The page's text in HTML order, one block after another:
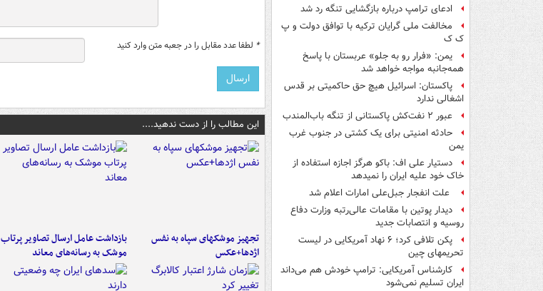
ادعای ترامپ درباره بازگشایی تنگه رد شد
مخالفت ملی گرایان ترکیه با توافق دولت و پ
ک ک
یمن: «فرار رو به جلو» عربستان با پاسخ
همه‌جانبه‌ مواجه خواهد شد
پاکستان: اسرائیل هیچ حق حاکمیتی بر قدس
اشغالی ندارد
عبور ۲ نفت‌کش پاکستانی از تنگه باب‌المندب
حادثه امنیتی برای یک کشتی در جنوب غرب
یمن
دستیار علی اف: باکو هرگز اجازه استفاده از
خاک خود علیه ایران را نمیدهد
علت انفجار جبل‌علی امارات اعلام شد
دیدار پوتین با مقامات عالی‌رتبه وزارت دفاع
روسیه و انتصابات جدید
پکن تلافی کرد؛ ۶ نهاد آمریکایی در لیست
تحریمهای چین
کارشناس آمریکایی: ترامپ خودش هم می‌داند
ایران تسلیم نمی‌شود
* لطفا عدد مقابل را در جعبه متن وارد کنید
این مطالب را از دست ندهید....
تجهیز موشکهای سپاه به نفس
اژدها+عکس
بازداشت عامل ارسال تصاویر پرتاب
موشک به رسانه‌های معاند